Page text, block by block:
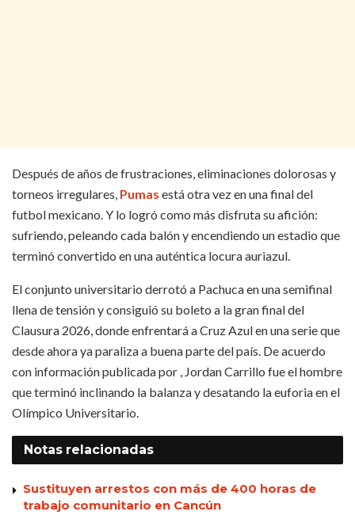
Después de años de frustraciones, eliminaciones dolorosas y
torneos irregulares, Pumas está otra vez en una final del
futbol mexicano. Y lo logró como más disfruta su afición:
sufriendo, peleando cada balón y encendiendo un estadio que
terminó convertido en una auténtica locura auriazul.
El conjunto universitario derrotó a Pachuca en una semifinal
llena de tensión y consiguió su boleto a la gran final del
Clausura 2026, donde enfrentará a Cruz Azul en una serie que
desde ahora ya paraliza a buena parte del país. De acuerdo
con información publicada por , Jordan Carrillo fue el hombre
que terminó inclinando la balanza y desatando la euforia en el
Olímpico Universitario.
Notas relacionadas
Sustituyen arrestos con más de 400 horas de
trabajo comunitario en Cancún